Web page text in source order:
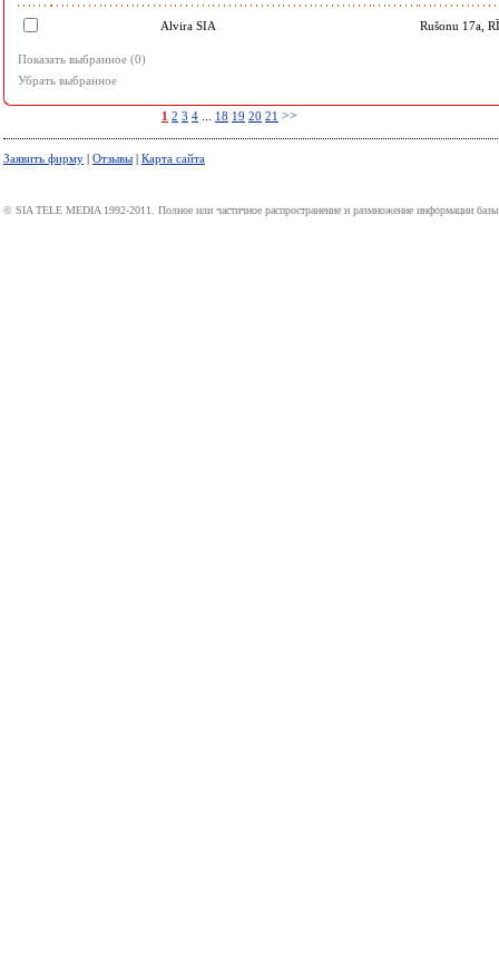
Alvira SIA Rušonu 17a,
Показать выбранное (0)
Убрать выбранное
1 2 3 4 ... 18 19 20 21 >>
Заявить фирму | Отзывы | Карта сайта
© SIA TELE MEDIA 1992-2011. Полное или частичное распространение и размножение информации